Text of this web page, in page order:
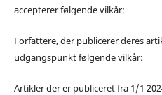
accepterer følgende vilkår:
Forfattere, der publicerer deres
udgangspunkt følgende vilkår:
Artikler der er publiceret fra 1/1